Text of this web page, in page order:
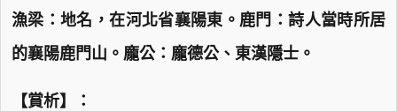
漁梁：地名，在河北省襄陽東。鹿門：詩人當時所居
的襄陽鹿門山。龐公：龐德公、東漢隱士。
【賞析】：